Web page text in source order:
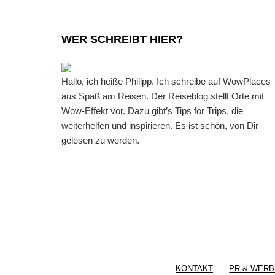
WER SCHREIBT HIER?
Hallo, ich heiße Philipp. Ich schreibe auf WowPlaces
aus Spaß am Reisen. Der Reiseblog stellt Orte mit
Wow-Effekt vor. Dazu gibt’s Tips for Trips, die
weiterhelfen und inspirieren. Es ist schön, von Dir
gelesen zu werden.
KONTAKT PR &